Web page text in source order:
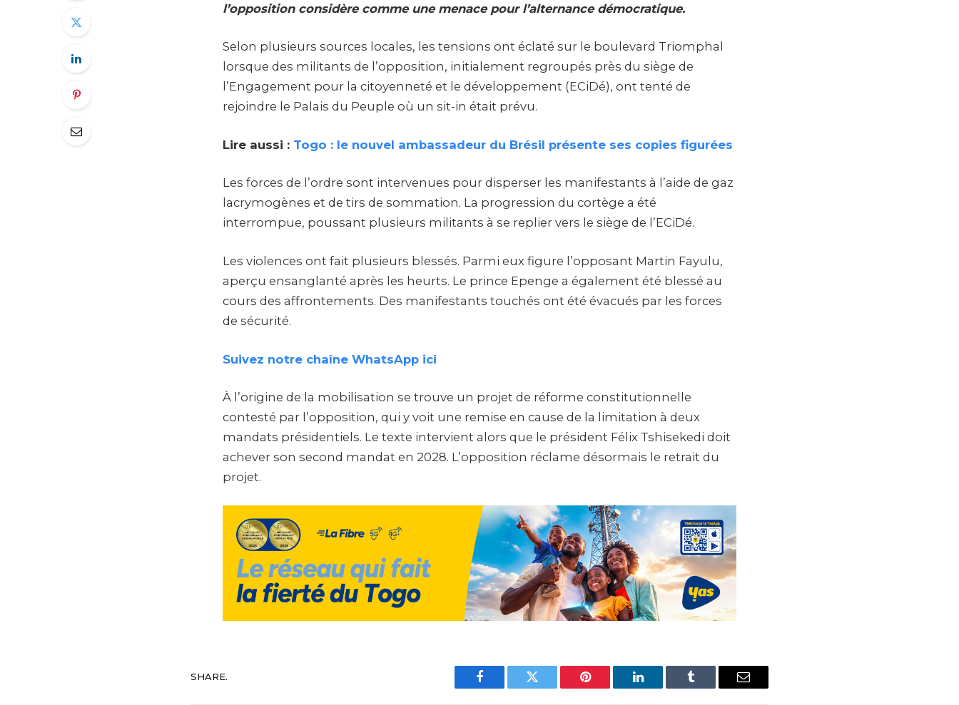
l’opposition considère comme une menace pour l’alternance démocratique.
Selon plusieurs sources locales, les tensions ont éclaté sur le boulevard Triomphal
lorsque des militants de l’opposition, initialement regroupés près du siège de
l’Engagement pour la citoyenneté et le développement (ECiDé), ont tenté de
rejoindre le Palais du Peuple où un sit-in était prévu.
Lire aussi : Togo : le nouvel ambassadeur du Brésil présente ses copies figurées
Les forces de l’ordre sont intervenues pour disperser les manifestants à l’aide de gaz
lacrymogènes et de tirs de sommation. La progression du cortège a été
interrompue, poussant plusieurs militants à se replier vers le siège de l’ECiDé.
Les violences ont fait plusieurs blessés. Parmi eux figure l’opposant Martin Fayulu,
aperçu ensanglanté après les heurts. Le prince Epenge a également été blessé au
cours des affrontements. Des manifestants touchés ont été évacués par les forces
de sécurité.
Suivez notre chaîne WhatsApp ici
À l’origine de la mobilisation se trouve un projet de réforme constitutionnelle
contesté par l’opposition, qui y voit une remise en cause de la limitation à deux
mandats présidentiels. Le texte intervient alors que le président Félix Tshisekedi doit
achever son second mandat en 2028. L’opposition réclame désormais le retrait du
projet.
SHARE.
Facebook Twitter Pinterest LinkedIn Tumblr Email